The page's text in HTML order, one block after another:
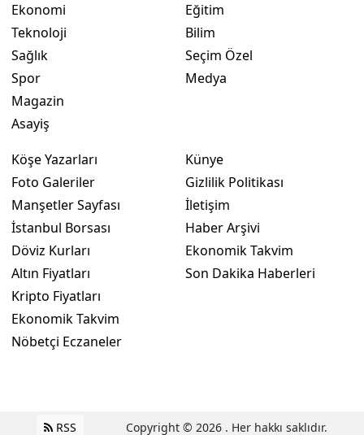
Ekonomi
Teknoloji
Sağlık
Spor
Magazin
Asayiş
Eğitim
Bilim
Seçim Özel
Medya
Köşe Yazarları
Foto Galeriler
Manşetler Sayfası
İstanbul Borsası
Döviz Kurları
Altın Fiyatları
Kripto Fiyatları
Ekonomik Takvim
Nöbetçi Eczaneler
Künye
Gizlilik Politikası
İletişim
Haber Arşivi
Ekonomik Takvim
Son Dakika Haberleri
RSS Copyright © 2026 . Her hakkı saklıdır.